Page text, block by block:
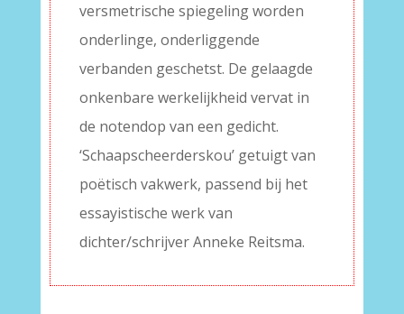
versmetrische spiegeling worden
onderlinge, onderliggende
verbanden geschetst. De gelaagde
onkenbare werkelijkheid vervat in
de notendop van een gedicht.
‘Schaapscheerderskou’ getuigt van
poëtisch vakwerk, passend bij het
essayistische werk van
dichter/schrijver Anneke Reitsma.